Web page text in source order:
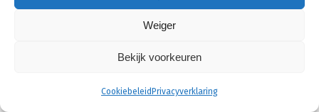
Weiger
Bekijk voorkeuren
Cookiebeleid Privacyverklaring
één muisklik gemakkelijk tot wel 6 prijsopgaven aan
bij schilders uit de regio Wervik. Kies de vakman
met het beste aanbod en bespaar zo flink op de
zijn uw ramen en deuren aan een nieuwe